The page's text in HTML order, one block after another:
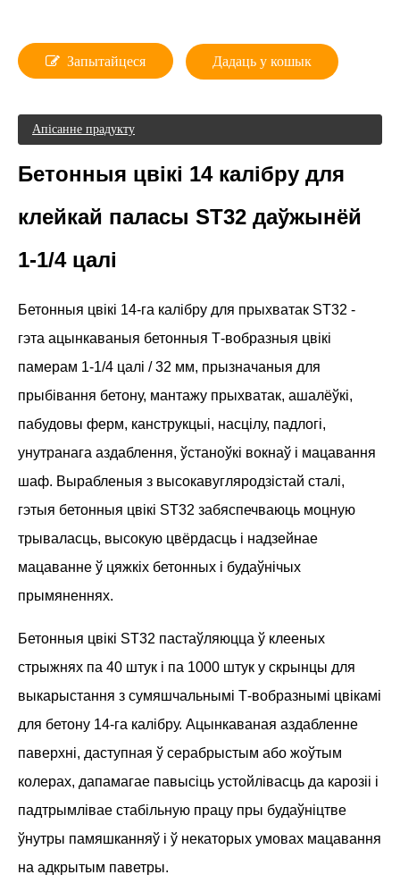
Запытайцеся Дадаць у кошык
Апісанне прадукту
Бетонныя цвікі 14 калібру для
клейкай паласы ST32 даўжынёй
1-1/4 цалі
Бетонныя цвікі 14-га калібру для прыхватак ST32 -
гэта ацынкаваныя бетонныя Т-вобразныя цвікі
памерам 1-1/4 цалі / 32 мм, прызначаныя для
прыбівання бетону, мантажу прыхватак, ашалёўкі,
пабудовы ферм, канструкцыі, насцілу, падлогі,
унутранага аздаблення, ўстаноўкі вокнаў і мацавання
шаф. Вырабленыя з высокавугляродзістай сталі,
гэтыя бетонныя цвікі ST32 забяспечваюць моцную
трываласць, высокую цвёрдасць і надзейнае
мацаванне ў цяжкіх бетонных і будаўнічых
прымяненнях.
Бетонныя цвікі ST32 пастаўляюцца ў клееных
стрыжнях па 40 штук і па 1000 штук у скрынцы для
выкарыстання з сумяшчальнымі Т-вобразнымі цвікамі
для бетону 14-га калібру. Ацынкаваная аздабленне
паверхні, даступная ў серабрыстым або жоўтым
колерах, дапамагае павысіць устойлівасць да карозіі і
падтрымлівае стабільную працу пры будаўніцтве
ўнутры памяшканняў і ў некаторых умовах мацавання
на адкрытым паветры.